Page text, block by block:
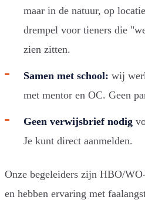
maar in de natuur, op
drempel voor tieners die
zien zitten.
Samen met school: wij
met mentor en OC. Geen
Geen verwijsbrief nodig
Je kunt direct aanmelden.
Onze begeleiders zijn HBO/
en hebben ervaring met